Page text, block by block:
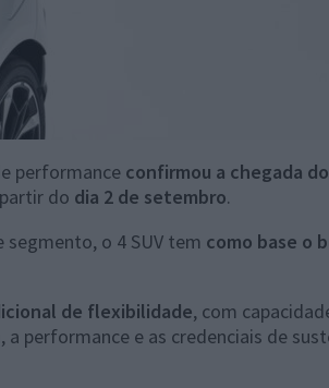
performance confirmou a chegada
do dia 2 de setembro.
o 4 SUV tem como base o
de flexibilidade, com
performance e as credenciais de